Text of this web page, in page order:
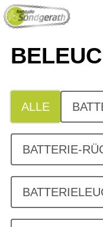
ALLE
BATTERIE-